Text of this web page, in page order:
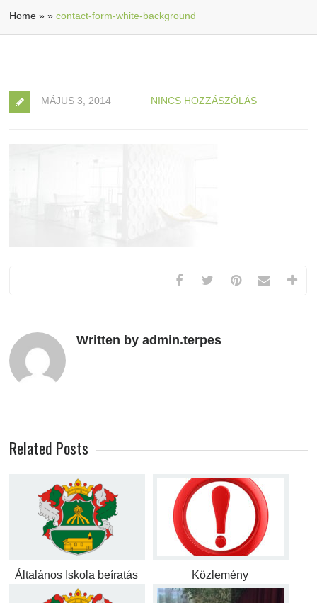
Home »»contact-form-white-background
MÁJUS 3, 2014 NINCS HOZZÁSZÓLÁS
Written by admin.terpes
Related Posts
Általános Iskola beíratás Közlemény